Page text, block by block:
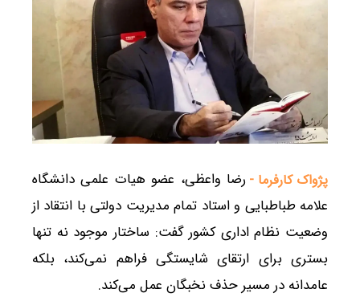
پژواک کارفرما - رضا واعظی، عضو هیات علمی دانشگاه
علامه طباطبایی و استاد تمام مدیریت دولتی با انتقاد از
وضعیت نظام اداری کشور گفت: ساختار موجود نه تنها
بستری برای ارتقای شایستگی فراهم نمی‌کند، بلکه
عامدانه در مسیر حذف نخبگان عمل می‌کند.